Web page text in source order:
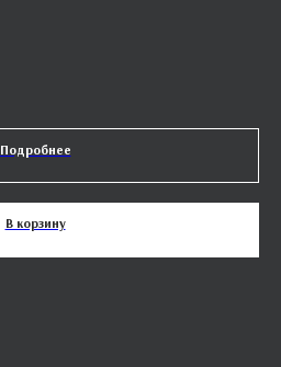
Подробнее
В корзину